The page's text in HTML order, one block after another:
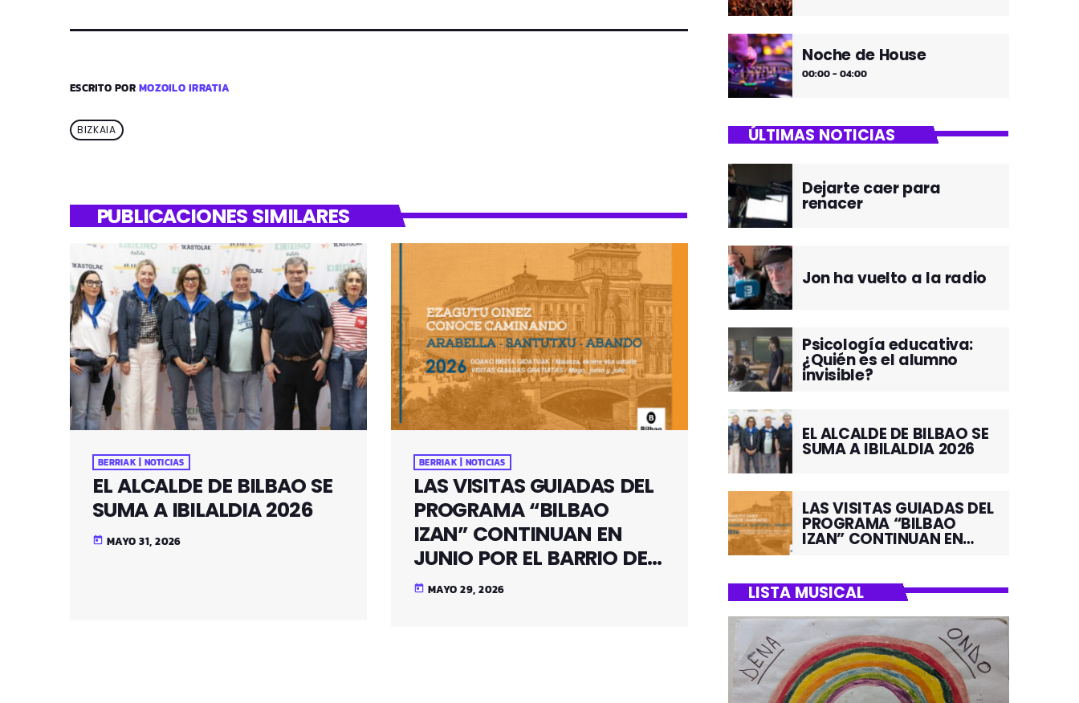
ESCRITO PORMOZOILO IRRATIA
BIZKAIA
PUBLICACIONES SIMILARES
BERRIAK | NOTICIAS
EL ALCALDE DE BILBAO SE
SUMA A IBILALDIA 2026
today MAYO 31, 2026
BERRIAK | NOTICIAS
LAS VISITAS GUIADAS DEL
PROGRAMA “BILBAO
IZAN” CONTINUAN EN
JUNIO POR EL BARRIO DE
SANTUTXU
today MAYO 29, 2026
Noche de House
00:00 - 04:00
ÚLTIMAS NOTICIAS
Dejarte caer para
renacer
Jon ha vuelto a la radio
Psicología educativa:
¿Quién es el alumno
invisible?
EL ALCALDE DE BILBAO SE
SUMA A IBILALDIA 2026
LAS VISITAS GUIADAS DEL
PROGRAMA “BILBAO
IZAN” CONTINUAN EN
LISTA MUSICAL